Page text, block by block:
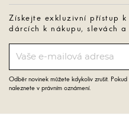
Získejte exkluzivní přístup k
dárcích k nákupu, slevách
Odběr novinek můžete kdykoliv zrušit.
naleznete v právním oznámení.